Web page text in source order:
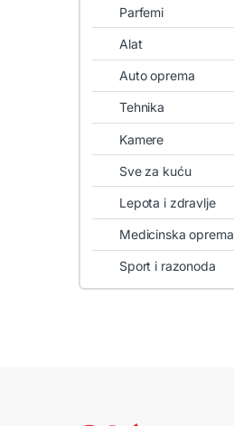
Parfemi
Alat
Auto oprema
Tehnika
Kamere
Sve za kuću
Lepota i zdravlje
Medicinska oprema
Sport i razonoda